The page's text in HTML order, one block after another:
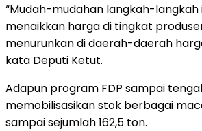
“Mudah-mudahan langkah-langkah
menaikkan harga di tingkat
menurunkan di daerah-daerah
kata Deputi Ketut.
Adapun program FDP sampai
memobilisasikan stok berbagai
sampai sejumlah 162,5 ton.